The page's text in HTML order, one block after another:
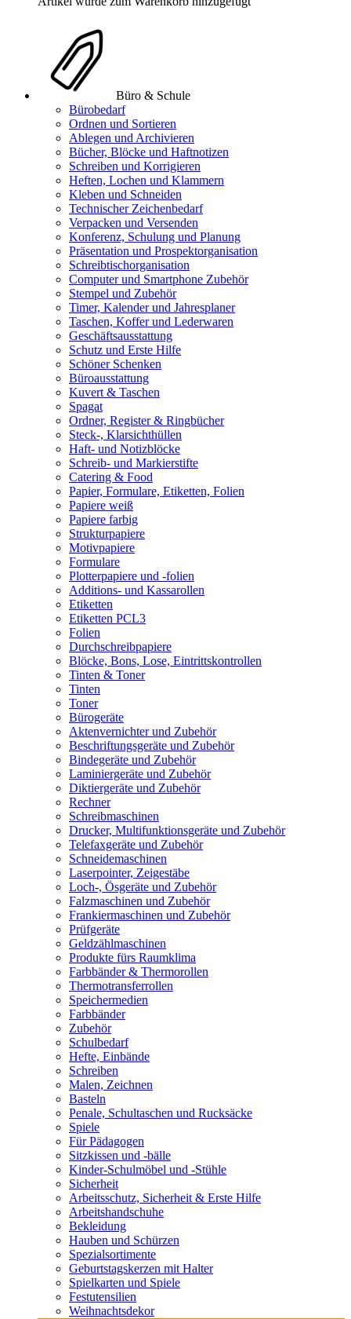
Büro & Schule
Bürobedarf
Ordnen und Sortieren
Ablegen und Archivieren
Bücher, Blöcke und Haftnotizen
Schreiben und Korrigieren
Heften, Lochen und Klammern
Kleben und Schneiden
Technischer Zeichenbedarf
Verpacken und Versenden
Konferenz, Schulung und Planung
Präsentation und Prospektorganisation
Schreibtischorganisation
Computer und Smartphone Zubehör
Stempel und Zubehör
Timer, Kalender und Jahresplaner
Taschen, Koffer und Lederwaren
Geschäftsausstattung
Schutz und Erste Hilfe
Schöner Schenken
Büroausstattung
Kuvert & Taschen
Spagat
Ordner, Register & Ringbücher
Steck-, Klarsichthüllen
Haft- und Notizblöcke
Schreib- und Markierstifte
Catering & Food
Papier, Formulare, Etiketten, Folien
Papiere weiß
Papiere farbig
Strukturpapiere
Motivpapiere
Formulare
Plotterpapiere und -folien
Additions- und Kassarollen
Etiketten
Etiketten PCL3
Folien
Durchschreibpapiere
Blöcke, Bons, Lose, Eintrittskontrollen
Tinten & Toner
Tinten
Toner
Bürogeräte
Aktenvernichter und Zubehör
Beschriftungsgeräte und Zubehör
Bindegeräte und Zubehör
Laminiergeräte und Zubehör
Diktiergeräte und Zubehör
Rechner
Schreibmaschinen
Drucker, Multifunktionsgeräte und Zubehör
Telefaxgeräte und Zubehör
Schneidemaschinen
Laserpointer, Zeigestäbe
Loch-, Ösgeräte und Zubehör
Falzmaschinen und Zubehör
Frankiermaschinen und Zubehör
Prüfgeräte
Geldzählmaschinen
Produkte fürs Raumklima
Farbbänder & Thermorollen
Thermotransferrollen
Speichermedien
Farbbänder
Zubehör
Schulbedarf
Hefte, Einbände
Schreiben
Malen, Zeichnen
Basteln
Penale, Schultaschen und Rucksäcke
Spiele
Für Pädagogen
Sitzkissen und -bälle
Kinder-Schulmöbel und -Stühle
Sicherheit
Arbeitsschutz, Sicherheit & Erste Hilfe
Arbeitshandschuhe
Bekleidung
Hauben und Schürzen
Spezialsortimente
Geburtstagskerzen mit Halter
Spielkarten und Spiele
Festutensilien
Weihnachtsdekor